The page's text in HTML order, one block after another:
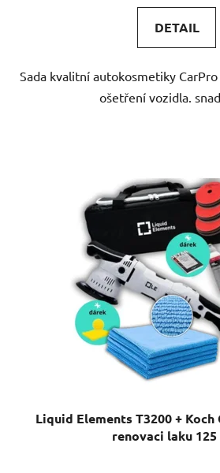
DETAIL
Sada kvalitní autokosmetiky
ošetření vozidla.
Liquid Elements T3200 + Koch
renovaci laku 125